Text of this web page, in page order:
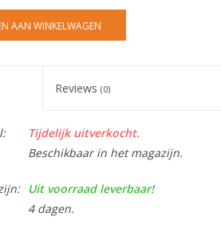
AAN WINKELWAGEN
Reviews (0)
Tijdelijk uitverkocht.
Beschikbaar in het magazijn.
Uit voorraad leverbaar!
4 dagen.